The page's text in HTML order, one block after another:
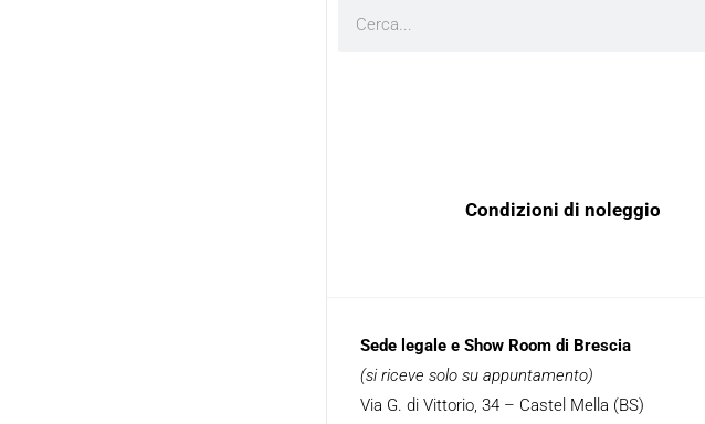
Cerca
Condizioni di noleggio
Sede legale e Show Room di Brescia
(si riceve solo su appuntamento)
Via G. di Vittorio, 34 – Castel Mella (BS)